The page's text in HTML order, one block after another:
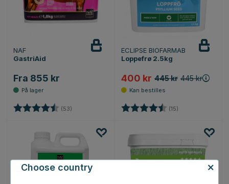
NAF
GastriAid
Fra 855 kr
Karakter: (53)
ECLIPSE BIOFARMAB
Loppefrø 2.5kg
400 kr 445 kr 445 kr
Karakter: (15)
Choose country